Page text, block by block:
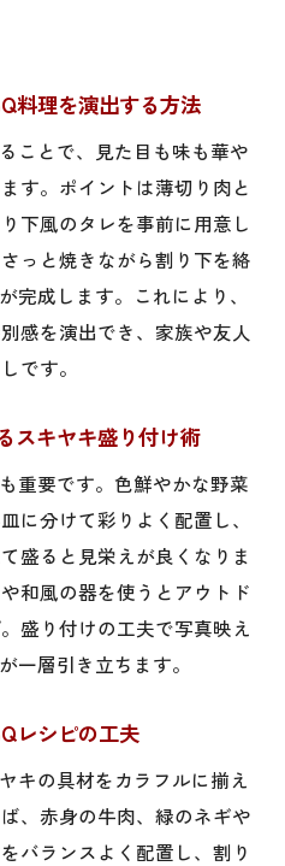
料理を演出する方法
ことで、見た目も味も華や
す。ポイントは薄切り肉と
下風のタレを事前に用意し
っと焼きながら割り下を絡
完成します。これにより、
感を演出でき、家族や友人
です。
スキヤキ盛り付け術
重要です。色鮮やかな野菜
に分けて彩りよく配置し、
盛ると見栄えが良くなりま
和風の器を使うとアウトド
盛り付けの工夫で写真映え
一層引き立ちます。
レシピの工夫
キの具材をカラフルに揃え
、赤身の牛肉、緑のネギや
バランスよく配置し、割り